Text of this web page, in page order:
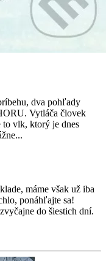
dva pohľady
Vytláča človek
vlk, ktorý je dnes
máme však už iba
ponáhľajte sa!
do šiestich dní.